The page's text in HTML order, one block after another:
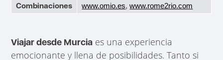
Combinaciones www.omio.es,www.rome2rio.com
Viajar desde Murcia es una experiencia
emocionante y llena de posibilidades. Tanto si